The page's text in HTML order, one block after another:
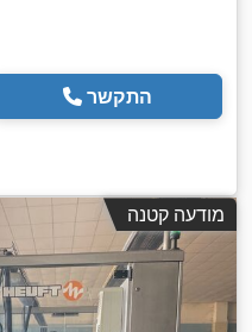
התקשר
מודעה קטנה